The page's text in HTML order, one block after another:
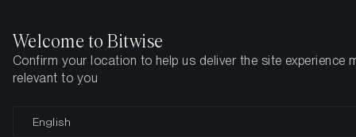
Pagina iniziale Aggiornamenti Settimana 49, 2025
Il mercato crypto mostra
Welcome to Bitwise
Confirm your location to help us deliver the site experience
relevant to you
English